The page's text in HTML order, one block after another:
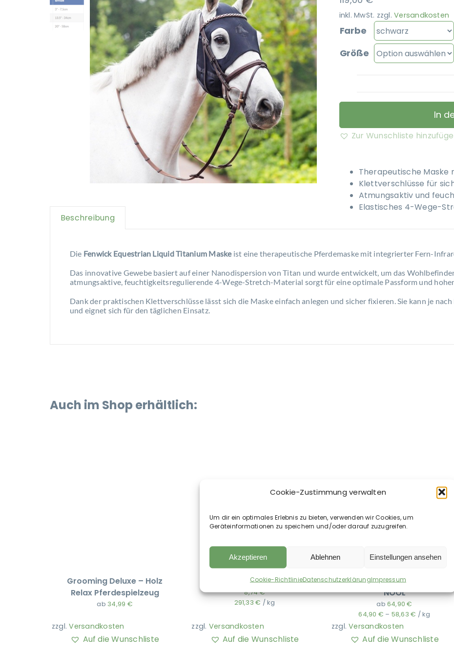
Cookie-Zustimmung verwalten
Um dir ein optimales Erlebnis zu bieten, verwenden wir Cookies, um
Geräteinformationen zu speichern und/oder darauf zuzugreifen.
Akzeptieren Ablehnen Einstellungen ansehen
Cookie-RichtlinieDatenschutzerklärungImpressum
inkl. MwSt. zzgl.Versandkosten
Farbe
Größe
In
Zur Wunschliste
Therapeutische Maske
Klettverschlüsse für
Atmungsaktiv und
Elastisches 4-Wege-
Beschreibung
Die Fenwick Equestrian Liquid Titanium Maskeist eine therapeutische Pferdemaske mit integrierter Fern-
Das innovative Gewebe basiert auf einer Nanodispersion von Titan und wurde entwickelt, um das
atmungsaktive, feuchtigkeitsregulierende 4-Wege-Stretch-Material sorgt für eine optimale Passform und
Dank der praktischen Klettverschlüsse lässt sich die Maske einfach anlegen und sicher fixieren. Sie kann je
und eignet sich für den täglichen Einsatz.
Auch im Shop erhältlich:
Grooming Deluxe – Holz
Relax Pferdespielzeug
ab 34,99 €
zzgl.Versandkosten
Auf die Wunschliste
Hestevard – Pectigus Paste
8,74€
291,33€ /kg
zzgl. Versandkosten
Auf die Wunschliste
EQUIPERGATO – EASY GOING
NOOL
ab64,90€
64,90 € – 58,63€ /kg
zzgl.Versandkosten
Auf die Wunschliste